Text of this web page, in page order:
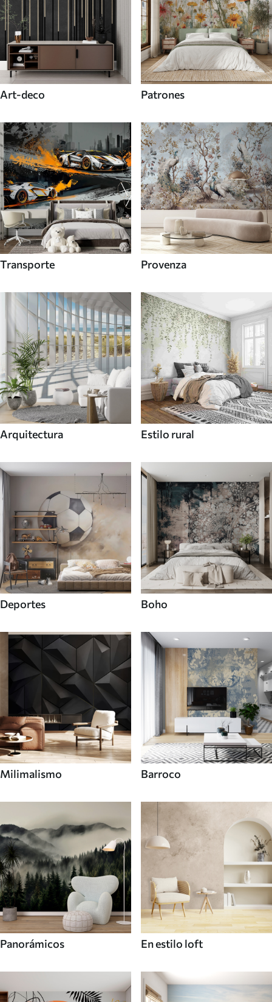
Art-deco Patrones
Transporte Provenza
Arquitectura Estilo rural
Deportes Boho
Milimalismo Barroco
Panorámicos En estilo loft